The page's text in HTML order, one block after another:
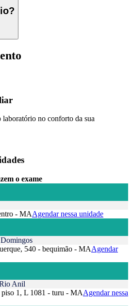
laboratório no conforto da sua
o exame
- MAAgendar nessa unidade
540 - bequimão - MAAgendar
Anil
piso 1, L 1081 - turu - MAAgendar nessa